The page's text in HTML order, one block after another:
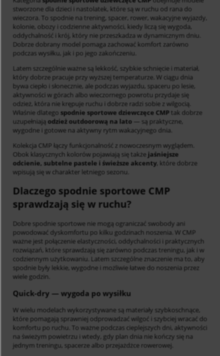
stworzone dla dzieci i nastolatek, które są w ruchu od rana do
wieczora. To spodnie na trening, spacer, rower, wakacyjne wyjazdy,
kolonie, obozy i codzienne aktywności, kiedy liczą się wygoda,
oddychalność i krój, który nie przeszkadza w dynamicznym dniu.
Dobrze dobrany model pomaga zachować komfort zarówno
podczas wysiłku, jak i po jego zakończeniu.
Latem szczególnie ważne są lekkość, szybkie schnięcie i materiał,
który dobrze pracuje przy wyższej temperaturze. W ciągu dnia
bywa ciepło i słonecznie, ale podczas wyjazdu, spaceru po lesie,
aktywności w górach albo wieczornego powrotu przydaje się
odzież, która nie krępuje ruchu i dobrze radzi sobie z wilgocią.
Właśnie dlatego spodnie sportowe dziewczęce CMP tak dobrze
uzupełniają odzież outdoorową na lato — są praktyczne,
wygodne i gotowe na aktywny rytm wakacyjnego dnia.
Kolekcja CMP łączy funkcjonalność z nowoczesnym wyglądem.
Obok klasycznych kolorów pojawiają się także jaśniejsze
odcienie, subtelne pastele i świeższe akcenty , które dobrze
wpisują się w charakter letniego sezonu.
Dlaczego spodnie sportowe CMP
sprawdzają się w ruchu?
Dobre spodnie sportowe nie mogą ograniczać swobody ani
powodować dyskomfortu po kilku godzinach noszenia. W CMP
ważne jest połączenie elastyczności, oddychalności i praktycznych
rozwiązań, które sprawdzają się zarówno podczas treningu, jak i w
codziennym użytkowaniu. Latem szczególne znaczenie ma to, aby
spodnie były lekkie, wygodne i możliwie łatwe do noszenia przez
wiele godzin.
Quick-dry — wygoda po wysiłku
W wielu modelach wykorzystywane są materiały szybkoschnące,
które pomagają sprawniej odprowadzać wilgoć i szybciej wracać do
komfortu po ruchu. To ważne podczas cieplejszych dni, aktywności
na świeżym powietrzu i wtedy, gdy plan dnia nie kończy się na
jednym treningu, spacerze albo przejażdżce rowerowej.